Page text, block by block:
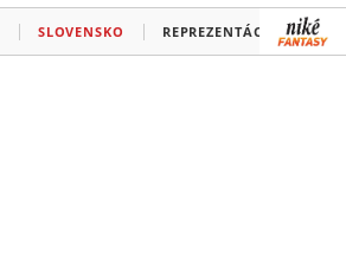
SLOVENSKO REPREZENTÁCIE